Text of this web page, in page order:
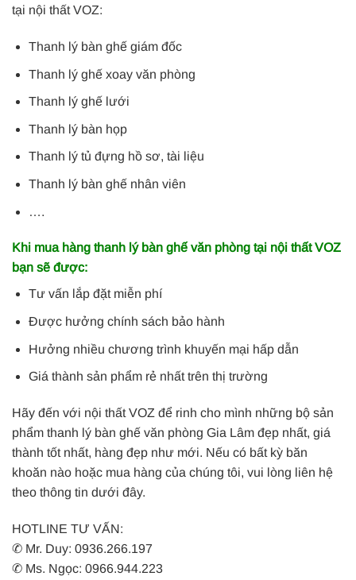
tại nội thất VOZ:
Thanh lý bàn ghế giám đốc
Thanh lý ghế xoay văn phòng
Thanh lý ghế lưới
Thanh lý bàn họp
Thanh lý tủ đựng hồ sơ, tài liệu
Thanh lý bàn ghế nhân viên
….
Khi mua hàng thanh lý bàn ghế văn phòng tại nội thất VOZ
bạn sẽ được:
Tư vấn lắp đặt miễn phí
Được hưởng chính sách bảo hành
Hưởng nhiều chương trình khuyến mại hấp dẫn
Giá thành sản phẩm rẻ nhất trên thị trường
Hãy đến với nội thất VOZ để rinh cho mình những bộ sản
phẩm thanh lý bàn ghế văn phòng Gia Lâm đẹp nhất, giá
thành tốt nhất, hàng đẹp như mới. Nếu có bất kỳ băn
khoăn nào hoặc mua hàng của chúng tôi, vui lòng liên hệ
theo thông tin dưới đây.
HOTLINE TƯ VẤN:
✆ Mr. Duy: 0936.266.197
✆ Ms. Ngọc: 0966.944.223